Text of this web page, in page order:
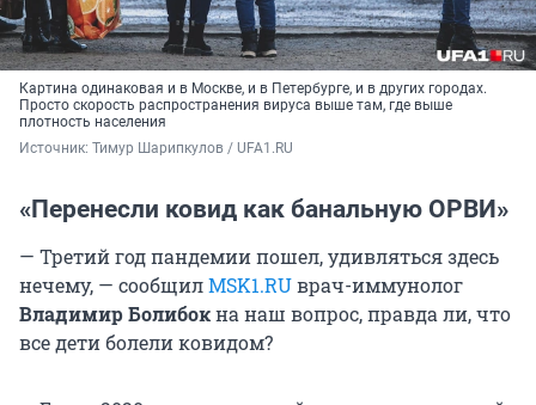
Картина одинаковая и в Москве, и в Петербурге, и в других городах.
Просто скорость распространения вируса выше там, где выше
плотность населения
Источник: Тимур Шарипкулов / UFA1.RU
«Перенесли ковид как банальную ОРВИ»
— Третий год пандемии пошел, удивляться здесь
нечему, — сообщилMSK1.RUврач-иммунолог
Владимир Болибокна наш вопрос, правда ли, что
все дети болели ковидом?